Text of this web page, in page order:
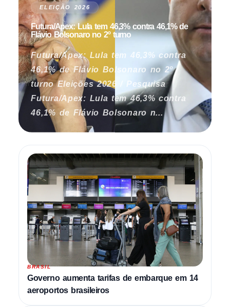
ELEIÇÃO 2026
Futura/Apex: Lula tem 46,3% contra 46,1% de
Flávio Bolsonaro no 2º turno
Futura/Apex: Lula tem 46,3% contra
46,1% de Flávio Bolsonaro no 2º
turno Eleições 2026 / Pesquisa
Futura/Apex: Lula tem 46,3% contra
46,1% de Flávio Bolsonaro n...
BRASIL
Governo aumenta tarifas de embarque em 14
aeroportos brasileiros